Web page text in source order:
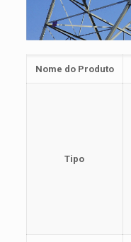
Nome do Produto
Tipo